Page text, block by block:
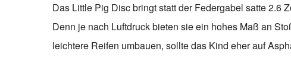
Das Little Pig Disc bringt statt der Federgabel satte 2.6
Denn je nach Luftdruck bieten sie ein hohes Maß an
leichtere Reifen umbauen, sollte das Kind eher auf